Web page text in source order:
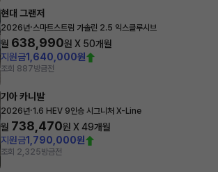
현대 그랜저
2026년·스마트스트림 가솔린 2.5 익스클루시브
월 638,990원 X 50개월
지원금1,640,000원
조회 887방금전
기아 카니발
2026년·1.6 HEV 9인승 시그니처 X-Line
월 738,470원 X49개월
지원금1,790,000원
조회 2,325방금전